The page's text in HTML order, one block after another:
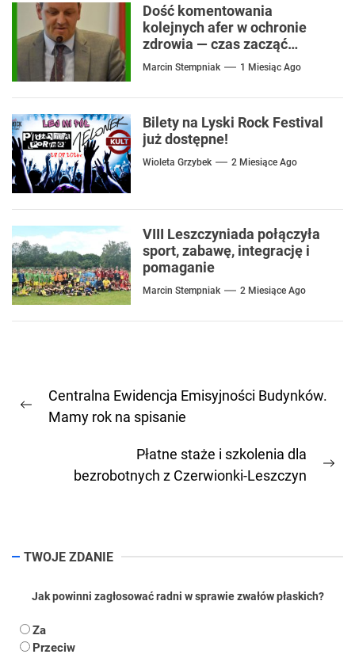
Dość komentowania
kolejnych afer w ochronie
zdrowia — czas zacząć
mówić o rozwiązaniach
Marcin Stempniak 1 Miesiąc Ago
Bilety na Lyski Rock Festival
już dostępne!
Wioleta Grzybek 2 Miesiące Ago
VIII Leszczyniada połączyła
sport, zabawę, integrację i
pomaganie
Marcin Stempniak 2 Miesiące Ago
wpisu
Previous
Centralna Ewidencja Emisyjności Budynków.
Mamy rok na spisanie
Płatne staże i szkolenia dla
bezrobotnych z Czerwionki-Leszczyn
TWOJE ZDANIE
Jak powinni zagłosować radni w sprawie zwałów płaskich?
Za
Przeciw